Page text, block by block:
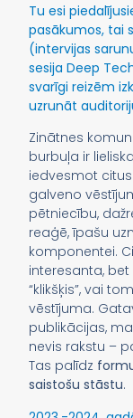
Tu esi
pasākumos, tai
(intervijas
sesija Deep
svarīgi reizēm
uzrunāt
Zinātnes
burbuļa ir
iedvesmot
galveno
pētniecību,
reaģē, īpašu
komponentei.
interesanta,
“klikšķis”, vai
vēstījuma.
publikācijas,
nevis rakstu –
Tas palīdz
saistošu stāstu.